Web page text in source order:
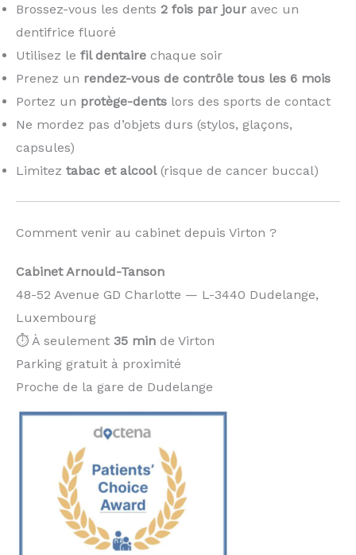
Brossez-vous les dents 2 fois par jour avec un
dentifrice fluoré
Utilisez le fil dentaire chaque soir
Prenez un rendez-vous de contrôle tous les 6 mois
Portez un protège-dents lors des sports de contact
Ne mordez pas d’objets durs (stylos, glaçons,
capsules)
Limitez tabac et alcool(risque de cancer buccal)
Comment venir au cabinet depuis Virton ?
Cabinet Arnould-Tanson
48-52 Avenue GD Charlotte — L-3440 Dudelange,
Luxembourg
⏱️ À seulement 35 min de Virton
Parking gratuit à proximité
Proche de la gare de Dudelange